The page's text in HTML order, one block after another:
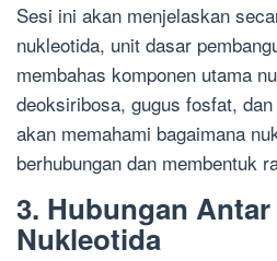
Sesi ini akan menjelaskan
nukleotida, unit dasar
membahas komponen utama
deoksiribosa, gugus fosfat,
akan memahami bagaimana
berhubungan dan membentuk
3. Hubungan
Nukleotida